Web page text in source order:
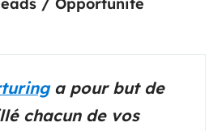
a pour but de
chacun de vos